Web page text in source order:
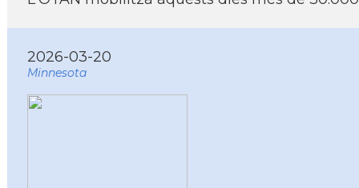
2026-03-20
Minnesota